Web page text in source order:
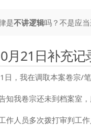
是不讲逻辑吗？不是应
月21日补充记
，我在调取本案卷宗/
知我卷宗还未到档案室
作人员多次拨打审判工